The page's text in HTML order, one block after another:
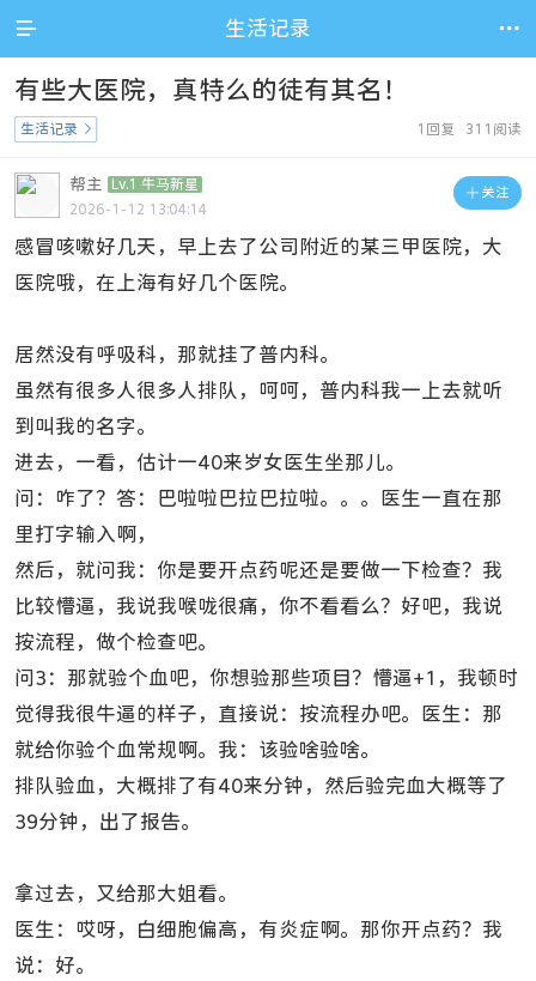
 生活记录 
有些大医院，真特么的徒有其名！
1回复 311阅读
生活记录 
 关注
帮主
Lv.1 牛马新星
2026-1-12 13:04:14
感冒咳嗽好几天，早上去了公司附近的某三甲医院，大
医院哦，在上海有好几个医院。
居然没有呼吸科，那就挂了普内科。
虽然有很多人很多人排队，呵呵，普内科我一上去就听
到叫我的名字。
进去，一看，估计一40来岁女医生坐那儿。
问：咋了？答：巴啦啦巴拉巴拉啦。。。医生一直在那
里打字输入啊，
然后，就问我：你是要开点药呢还是要做一下检查？我
比较懵逼，我说我喉咙很痛，你不看看么？好吧，我说
按流程，做个检查吧。
问3：那就验个血吧，你想验那些项目？懵逼+1，我顿时
觉得我很牛逼的样子，直接说：按流程办吧。医生：那
就给你验个血常规啊。我：该验啥验啥。
排队验血，大概排了有40来分钟，然后验完血大概等了
39分钟，出了报告。
拿过去，又给那大姐看。
医生：哎呀，白细胞偏高，有炎症啊。那你开点药？我
说：好。